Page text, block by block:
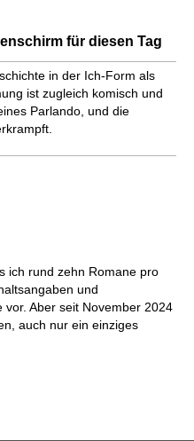
für diesen Tag
in der Ich-Form als
ist zugleich komisch und
Parlando, und die
ich rund zehn Romane pro
und
Aber seit November 2024
auch nur ein einziges